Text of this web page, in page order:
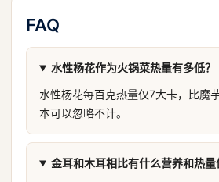
FAQ
水性杨花作为火锅菜热量有多低？
水性杨花每百克热量仅7大卡，比魔
本可以忽略不计。
金耳和木耳相比有什么营养和热量